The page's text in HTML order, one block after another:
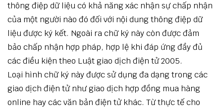
thông điệp dữ liệu có khả năng xác nhận sự chấp nhận
của một người nào đó đối với nội dung thông điệp dữ
liệu được ký kết. Ngoài ra chữ ký này còn được đảm
bảo chấp nhận hợp pháp, hợp lệ khi đáp ứng đầy đủ
các điều kiện theo Luật giao dịch điện tử 2005.
Loại hình chữ ký này được sử dụng đa dạng trong các
giao dịch điện tử như giao dịch hợp đồng mua hàng
online hay các văn bản điện tử khác. Từ thực tế cho